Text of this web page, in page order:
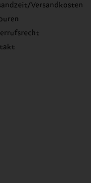
Versandkosten